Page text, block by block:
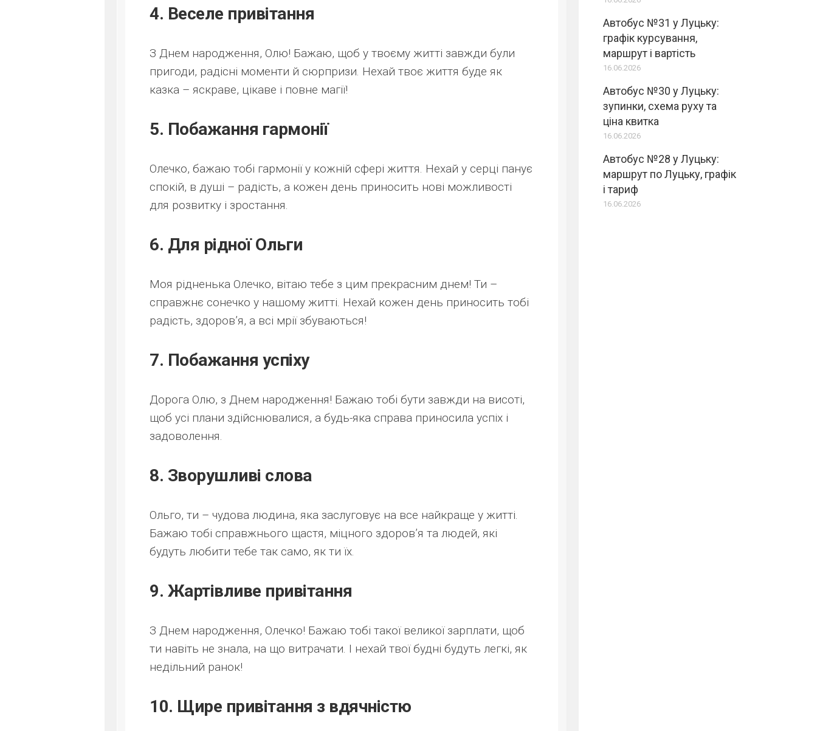
4. Веселе привітання
З Днем народження, Олю! Бажаю, щоб у твоєму житті завжди були
пригоди, радісні моменти й сюрпризи. Нехай твоє життя буде як
казка – яскраве, цікаве і повне магії!
5. Побажання гармонії
Олечко, бажаю тобі гармонії у кожній сфері життя. Нехай у серці панує
спокій, в душі – радість, а кожен день приносить нові можливості
для розвитку і зростання.
6. Для рідної Ольги
Моя рідненька Олечко, вітаю тебе з цим прекрасним днем! Ти –
справжнє сонечко у нашому житті. Нехай кожен день приносить тобі
радість, здоров’я, а всі мрії збуваються!
7. Побажання успіху
Дорога Олю, з Днем народження! Бажаю тобі бути завжди на висоті,
щоб усі плани здійснювалися, а будь-яка справа приносила успіх і
задоволення.
8. Зворушливі слова
Ольго, ти – чудова людина, яка заслуговує на все найкраще у житті.
Бажаю тобі справжнього щастя, міцного здоров’я та людей, які
будуть любити тебе так само, як ти їх.
9. Жартівливе привітання
З Днем народження, Олечко! Бажаю тобі такої великої зарплати, щоб
ти навіть не знала, на що витрачати. І нехай твої будні будуть легкі, як
недільний ранок!
10. Щире привітання з вдячністю
Автобус №31 у Луцьку:
графік курсування,
маршрут і вартість
16.06.2026
Автобус №30 у Луцьку:
зупинки, схема руху та
ціна квитка
16.06.2026
Автобус №28 у Луцьку:
маршрут по Луцьку, графік
і тариф
16.06.2026